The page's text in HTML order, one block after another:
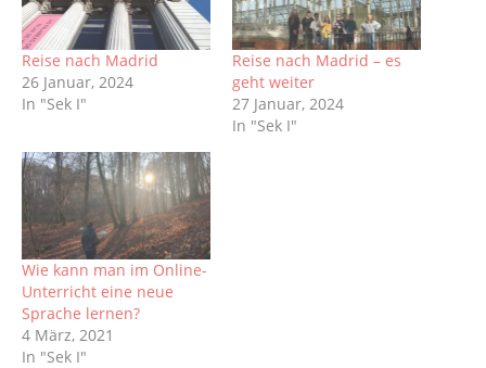
Reise nach Madrid
26 Januar, 2024
In "Sek I"
Reise nach Madrid – es
geht weiter
27 Januar, 2024
In "Sek I"
Wie kann man im Online-
Unterricht eine neue
Sprache lernen?
4 März, 2021
In "Sek I"